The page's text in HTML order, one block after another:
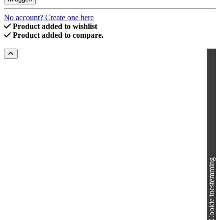
No account? Create one here
Product added to wishlist
Product added to compare.
Cookie toestemming